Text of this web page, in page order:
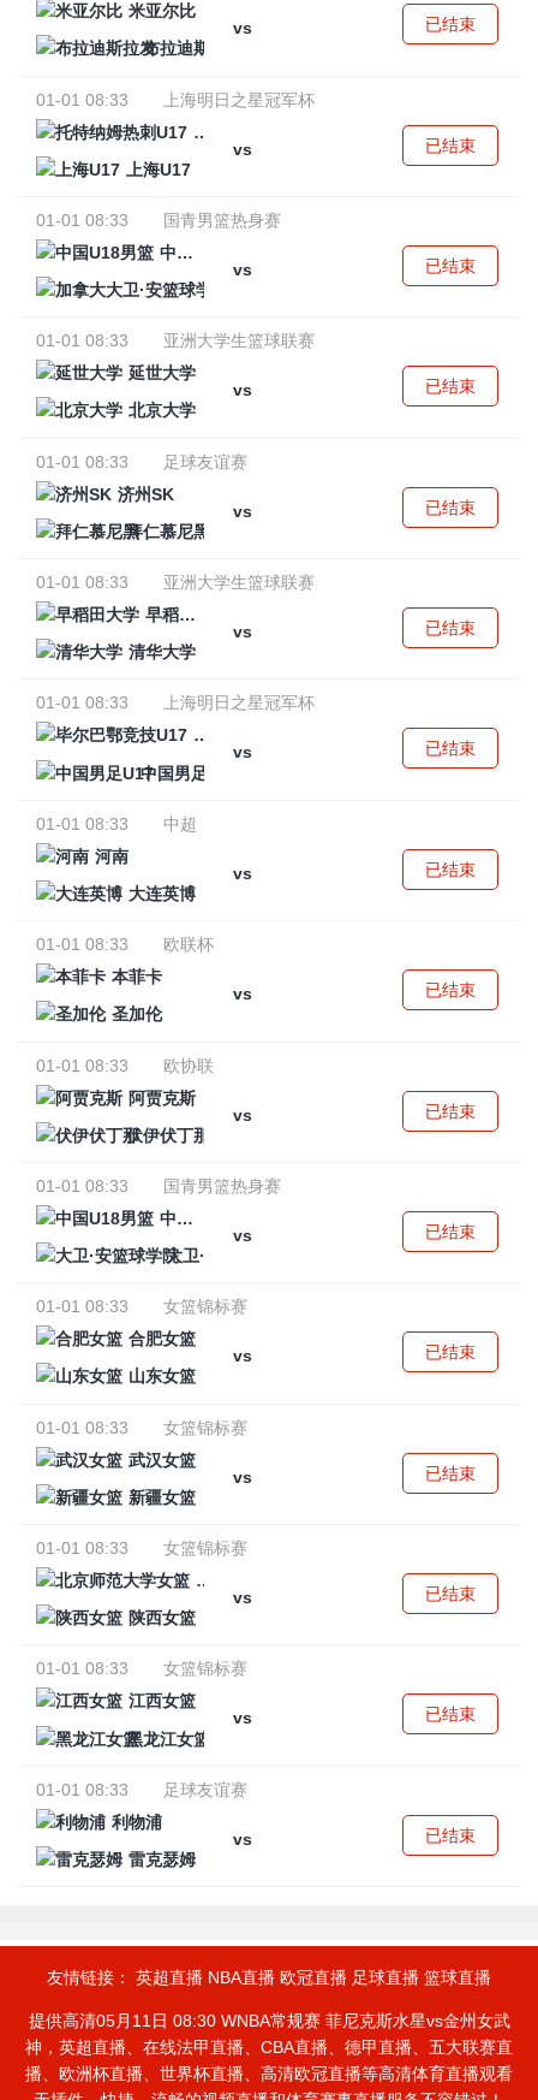
米亚尔比
vs
布拉迪斯拉发
已结束
01-01 08:33
上海明日之星冠军杯
托特纳姆热刺U17
vs
上海U17
已结束
01-01 08:33
国青男篮热身赛
中国U18男篮
vs
已结束
01-01 08:33
亚洲大学生篮球联赛
延世大学
vs
北京大学
已结束
01-01 08:33
足球友谊赛
济州SK
vs
拜仁慕尼黑
已结束
01-01 08:33
亚洲大学生篮球联赛
早稻田大学
vs
清华大学
已结束
01-01 08:33
上海明日之星冠军杯
毕尔巴鄂竞技U17
vs
中国男足U17
已结束
01-01 08:33
中超
河南
vs
大连英博
已结束
01-01 08:33
欧联杯
本菲卡
vs
圣加伦
已结束
01-01 08:33
欧协联
阿贾克斯
vs
伏伊伏丁那
已结束
01-01 08:33
国青男篮热身赛
中国U18男篮
vs
大卫·安篮球学院
已结束
01-01 08:33
女篮锦标赛
合肥女篮
vs
山东女篮
已结束
01-01 08:33
女篮锦标赛
武汉女篮
vs
新疆女篮
已结束
01-01 08:33
女篮锦标赛
北京师范大学女篮
vs
陕西女篮
已结束
01-01 08:33
女篮锦标赛
江西女篮
vs
黑龙江女篮
已结束
01-01 08:33
足球友谊赛
利物浦
vs
雷克瑟姆
已结束
友情链接： 英超直播 NBA直播 欧冠直播 足球直播 篮球直播
提供高清05月11日 08:30 WNBA常规赛 菲尼克斯水星vs金州女武
神，英超直播、在线法甲直播、CBA直播、德甲直播、五大联赛直
播、欧洲杯直播、世界杯直播、高清欧冠直播等高清体育直播观看